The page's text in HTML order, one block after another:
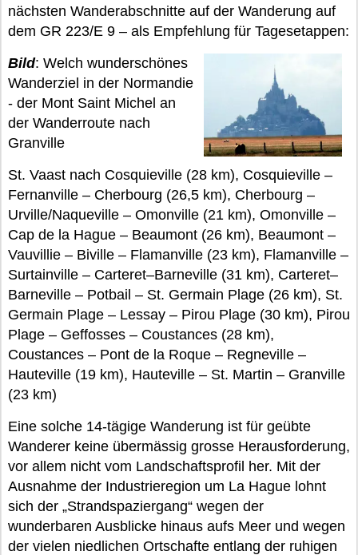
nächsten Wanderabschnitte auf der Wanderung auf
dem GR 223/E 9 – als Empfehlung für Tagesetappen:
Bild: Welch wunderschönes
Wanderziel in der Normandie
- der Mont Saint Michel an
der Wanderroute nach
Granville
St. Vaast nach Cosquieville (28 km), Cosquieville –
Fernanville – Cherbourg (26,5 km), Cherbourg –
Urville/Naqueville – Omonville (21 km), Omonville –
Cap de la Hague – Beaumont (26 km), Beaumont –
Vauvillie – Biville – Flamanville (23 km), Flamanville –
Surtainville – Carteret–Barneville (31 km), Carteret–
Barneville – Potbail – St. Germain Plage (26 km), St.
Germain Plage – Lessay – Pirou Plage (30 km), Pirou
Plage – Geffosses – Coustances (28 km),
Coustances – Pont de la Roque – Regneville –
Hauteville (19 km), Hauteville – St. Martin – Granville
(23 km)
Eine solche 14-tägige Wanderung ist für geübte
Wanderer keine übermässig grosse Herausforderung,
vor allem nicht vom Landschaftsprofil her. Mit der
Ausnahme der Industrieregion um La Hague lohnt
sich der „Strandspaziergang“ wegen der
wunderbaren Ausblicke hinaus aufs Meer und wegen
der vielen niedlichen Ortschafte entlang der ruhigen